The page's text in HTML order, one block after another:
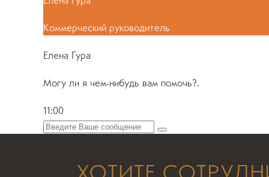
Коммерческий руководитель
Елена Гура
Могу ли я чем-нибудь вам помочь?.
11:00
ХОТИТЕ